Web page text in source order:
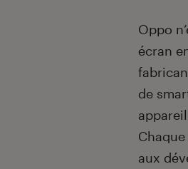
Oppo
écran
de
aux